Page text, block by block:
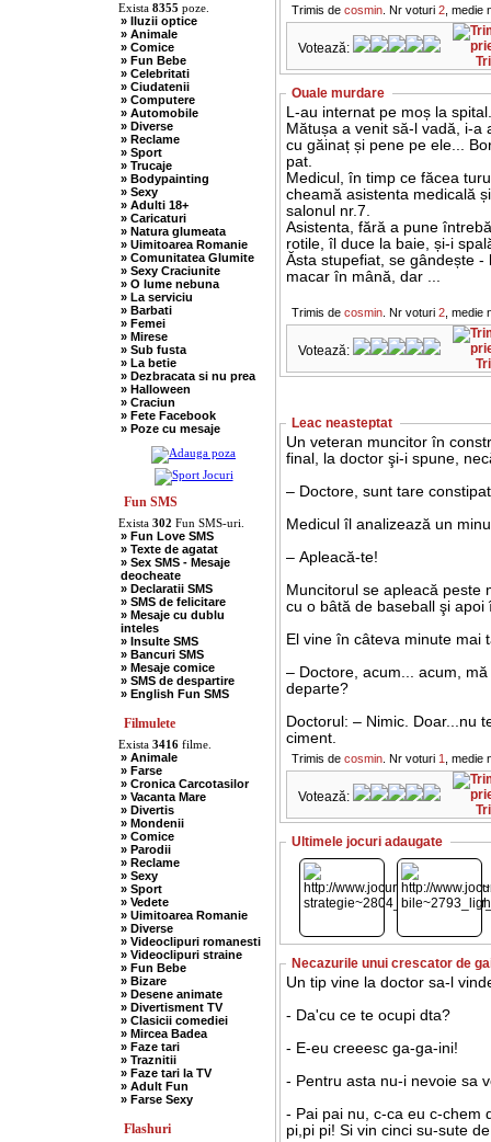
» Copii
» Craciun
» Cugetari
» Culmi
» Deocheate
» Diverse
» Doctori
» Elevi-Studenti
» Englezi
» Evrei
» Francezi
» Ingineri
» Ion si Maria
» Istorice
» Misogine
» Moldoveni
» Mosnegi
» Nebuni
» Negri
» Olteni
» Pescari
» Perle
» Politice
» Politisti
» Popi
» Radio Erevan
» Religioase
» Romani
» Sadice
» Secretare
» Sefi
» Scotieni
» Seci
» Soacre
» Sport
» Soferi
» Tarani
» Tigani
» Umor Negru
» Vanatori
Exista 8355 poze.
» Iluzii optice
» Animale
» Comice
» Fun Bebe
» Celebritati
» Ciudatenii
» Computere
» Automobile
» Diverse
» Reclame
» Sport
» Trucaje
» Bodypainting
» Sexy
» Adulti 18+
» Caricaturi
» Natura glumeata
» Uimitoarea Romanie
» Comunitatea Glumite
» Sexy Craciunite
» O lume nebuna
» La serviciu
» Barbati
» Femei
» Mirese
» Sub fusta
» La betie
» Dezbracata si nu prea
» Halloween
» Craciun
» Fete Facebook
» Poze cu mesaje
Fun SMS
Exista 302 Fun SMS-uri.
» Fun Love SMS
» Texte de agatat
» Sex SMS - Mesaje
deocheate
» Declaratii SMS
» SMS de felicitare
» Mesaje cu dublu
inteles
» Insulte SMS
» Bancuri SMS
» Mesaje comice
» SMS de despartire
» English Fun SMS
Filmulete
Exista 3416filme.
» Animale
» Farse
» Cronica Carcotasilor
» Vacanta Mare
» Divertis
» Mondenii
» Comice
» Parodii
» Reclame
» Sexy
» Sport
» Vedete
» Uimitoarea Romanie
» Diverse
» Videoclipuri romanesti
» Videoclipuri straine
» Fun Bebe
» Bizare
» Desene animate
» Divertisment TV
» Clasicii comediei
» Mircea Badea
» Faze tari
» Traznitii
» Faze tari la TV
» Adult Fun
» Farse Sexy
Flashuri
Trimis de cosmin. Nr voturi 2, medie
Votează:
Ouale murdare
L-au internat pe moș la spital.
Mătușa a venit să-l vadă, i-a
cu găinaț și pene pe ele...
pat.
Medicul, în timp ce făcea
cheamă asistenta medicală
salonul nr.7.
Asistenta, fără a pune
rotile, îl duce la baie, și-i
Ăsta stupefiat, se gândește
macar în mână, dar ...
Trimis de cosmin. Nr voturi 2, medie
Votează:
Leac neasteptat
Un veteran muncitor în construcţii, aflat înaintea pensiei... se duce, în
final, la doctor şi-i spune,
– Doctore, sunt tare
Medicul îl analizează un
– Apleacă-te!
Muncitorul se apleacă peste
cu o bâtă de baseball şi
El vine în câteva minute
– Doctore, acum... acum,
departe?
Doctorul: – Nimic. Doar...nu
ciment.
Trimis de cosmin. Nr voturi 1 , medie
Votează:
Ultimele jocuri adaugate
Necazurile unui crescator de
Un tip vine la doctor sa-l
- Da'cu ce te ocupi dta?
- E-eu creeesc ga-ga-ini!
- Pentru asta nu-i nevoie sa
- Pai pai nu, c-ca eu c-chem
pi,pi pi! Si vin cinci su-sute